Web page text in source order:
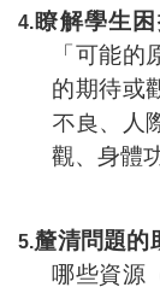
4.瞭解學生
「可能
的期待或
不良、人
觀、身體
5.釐清問題的
哪些資源